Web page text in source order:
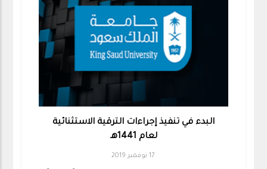
البدء في تنفيذ إجراءات الترقية الاستثنائية
لعام 1441هـ
17 نوفمبر 2019